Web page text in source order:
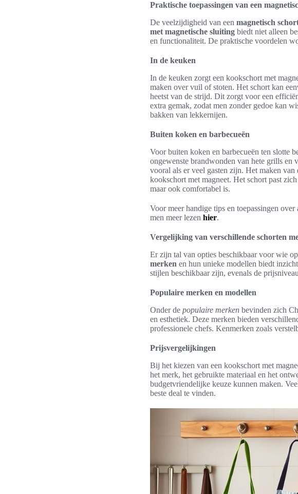
Praktische toepassingen van een
De veelzijdigheid van een magnetisch
met magnetische sluiting biedt niet alleen
en functionaliteit. De praktische voordelen
In de keuken
In de keuken zorgt een kookschort met
maken over vuil of stoten. Het schort kan
heetst van de strijd. Dit zorgt voor een
extra gemak, zodat men zonder gedoe kan
bakken van lekkernijen.
Buiten koken en barbecueën
Voor buiten koken en barbecueën ten slotte
ongewenste brandwonden van hete grills en
vooral als er veel gasten zijn. Het maken
kookschort met magneet. Het schort past
maar ook comfortabel is.
Voor meer handige tips en toepassingen
men meer lezen hier.
Vergelijking van verschillende schorten
Er zijn tal van opties beschikbaar voor wie
merken en hun unieke modellen biedt
stijlen beschikbaar zijn, evenals de
Populaire merken en modellen
Onder de populaire merken bevinden zich
en esthetiek. Deze merken bieden
professionele chefs. Kenmerken zoals
Prijsvergelijkingen
Bij het kiezen van een kookschort met
het merk, het gebruikte materiaal en het
budgetvriendelijke keuze kunnen maken.
beste deal te vinden.